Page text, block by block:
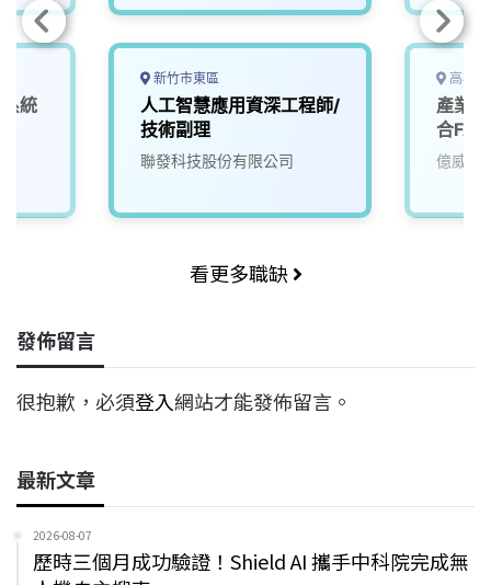
統
新竹市東區
人工智慧應用資深工程師/
技術副理
聯發科技股份有限公司
高雄
產業
合
億威電
看更多職缺
發佈留言
很抱歉，必須登入網站才能發佈留言。
最新文章
2026-08-07
歷時三個月成功驗證！Shield AI 攜手中科院完成無